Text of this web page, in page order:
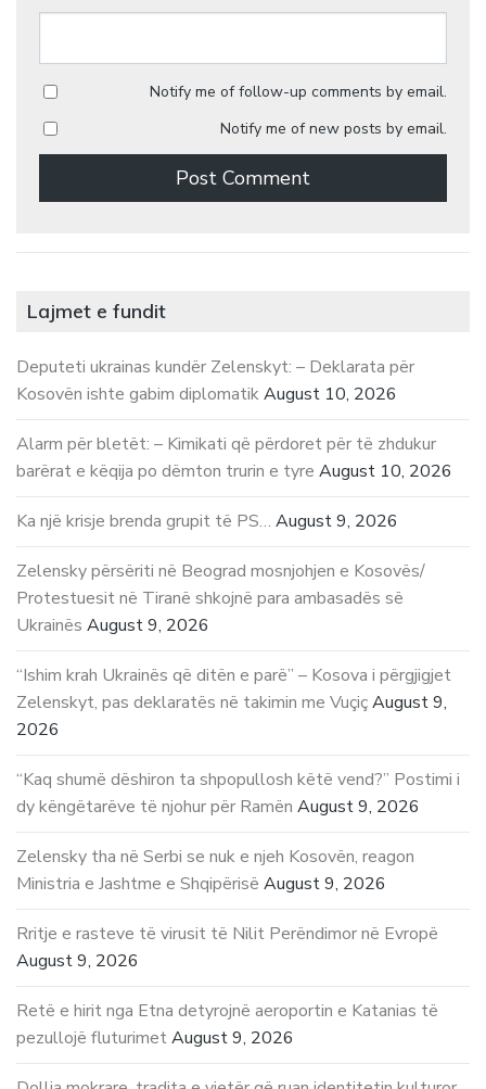
Notify me of follow-up comments by email.
Notify me of new posts by email.
Lajmet e fundit
Deputeti ukrainas kundër Zelenskyt: – Deklarata për
Kosovën ishte gabim diplomatikAugust 10, 2026
Alarm për bletët: – Kimikati që përdoret për të zhdukur
barërat e këqija po dëmton trurin e tyre August 10, 2026
Ka një krisje brenda grupit të PS… August 9, 2026
Zelensky përsëriti në Beograd mosnjohjen e Kosovës/
Protestuesit në Tiranë shkojnë para ambasadës së
Ukrainës August 9, 2026
“Ishim krah Ukrainës që ditën e parë” – Kosova i përgjigjet
Zelenskyt, pas deklaratës në takimin me VuçiçAugust 9,
2026
“Kaq shumë dëshiron ta shpopullosh këtë vend?” Postimi i
dy këngëtarëve të njohur për Ramën August 9, 2026
Zelensky tha në Serbi se nuk e njeh Kosovën, reagon
Ministria e Jashtme e Shqipërisë August 9, 2026
Rritje e rasteve të virusit të Nilit Perëndimor në Evropë
August 9, 2026
Retë e hirit nga Etna detyrojnë aeroportin e Katanias të
pezullojë fluturimetAugust 9, 2026